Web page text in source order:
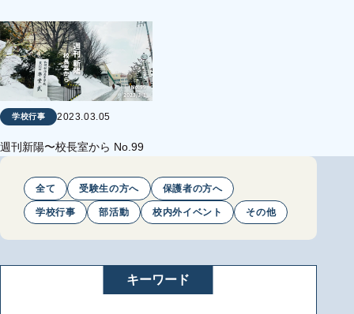
学校行事 2023.03.05
週刊新陽〜校長室から No.99
全て 受験生の方へ 保護者の方へ
学校行事 部活動 校内外イベント その他
キーワード